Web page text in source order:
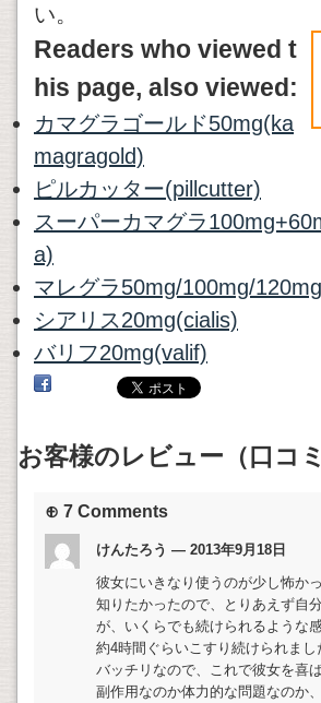
い。
Readers who viewed t
his page, also viewed:
カマグラゴールド50mg(ka
magragold)
ピルカッター(pillcutter)
スーパーカマグラ
a)
マレグラ50mg/100mg/
シアリス20mg(cialis)
バリフ20mg(valif)
お客様のレビュー（口コ
⊕ 7 Comments
けんたろう — 2013年9月18日
彼女にいきなり使うのが少し怖か
知りたかったので、とりあえず自
が、いくらでも続けられるような
約4時間ぐらいこすり続けられま
バッチリなので、これで彼女を喜
副作用なのか体力的な問題なのか